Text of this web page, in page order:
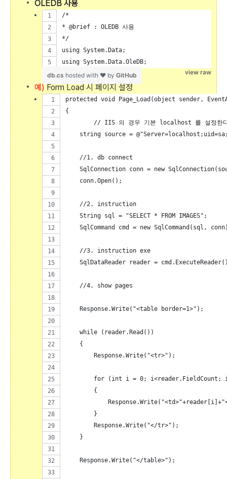
OLEDB 사용
/*
* @brief : OLEDB 사용
*/
using System.Data;
using System.Data.OleDB;
view raw
db.cs hosted with ❤ by GitHub
예)Form Load 시 페이지 설정
protected void Page_Load(object sender,
{
// IIS 의 경우 기본 localhost 를 설정
string source =
    //1. db connect
SqlConnection conn = new
    conn.Open();
    //2. instruction
    String sql = "SELECT * FROM IMAGES";
SqlCommand cmd = new SqlCommand(sql,
    //3. instruction exe
SqlDataReader reader =
    //4. show pages
    Response.Write("<table border=1>");
    while (reader.Read())
    {
        Response.Write("<tr>");
for (int i = 0; i<reader.FieldCount;
        {
        }
        Response.Write("</tr>");
    }
    Response.Write("</table>");